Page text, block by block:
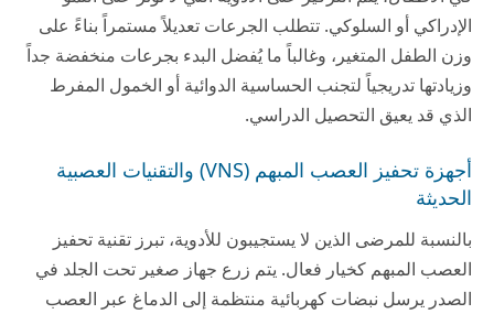
الإدراكي أو السلوكي. تتطلب الجرعات تعديلاً مستمراً بناءً على
وزن الطفل المتغير، وغالباً ما يُفضل البدء بجرعات منخفضة جداً
وزيادتها تدريجياً لتجنب الحساسية الدوائية أو الخمول المفرط
الذي قد يعيق التحصيل الدراسي.
أجهزة تحفيز العصب المبهم (VNS) والتقنيات العصبية
الحديثة
بالنسبة للمرضى الذين لا يستجيبون للأدوية، تبرز تقنية تحفيز
العصب المبهم كخيار فعال. يتم زرع جهاز صغير تحت الجلد في
الصدر يرسل نبضات كهربائية منتظمة إلى الدماغ عبر العصب